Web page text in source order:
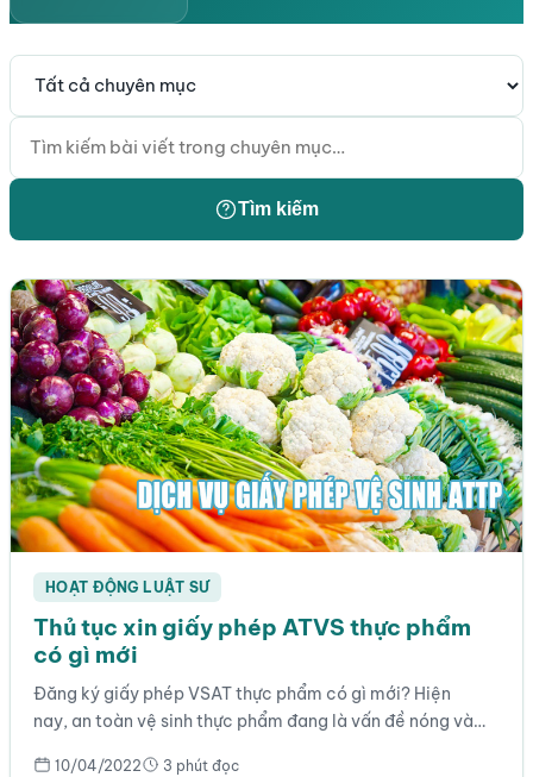
Tìm kiếm
Tìm kiếm
HOẠT ĐỘNG LUẬT SƯ
Thủ tục xin giấy phép ATVS thực phẩm
có gì mới
Đăng ký giấy phép VSAT thực phẩm có gì mới? Hiện
nay, an toàn vệ sinh thực phẩm đang là vấn đề nóng và…
10/04/2022 3 phút đọc